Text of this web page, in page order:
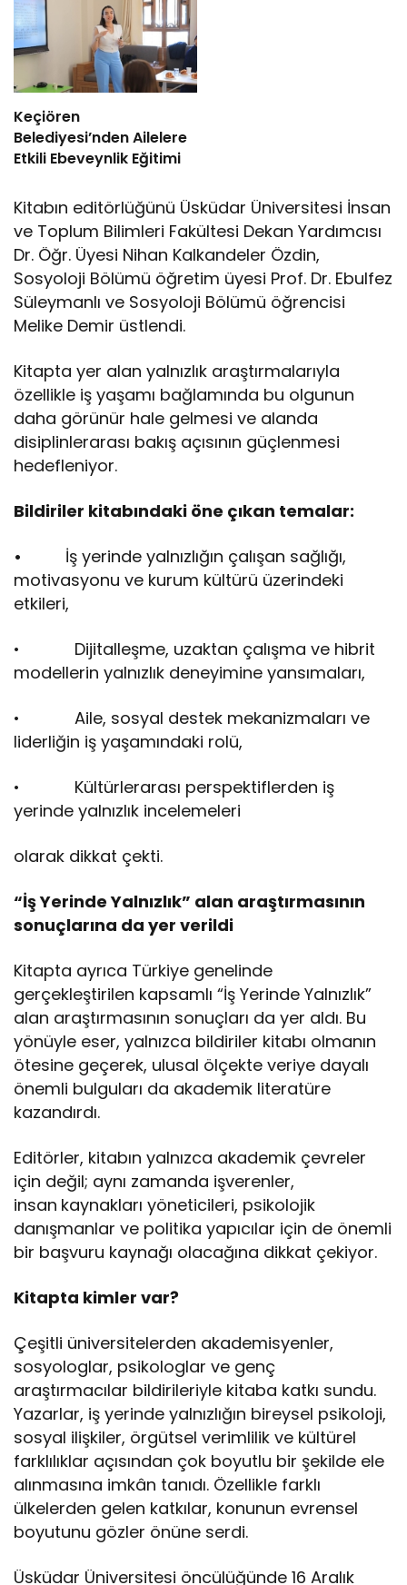
Keçiören
Belediyesi’nden Ailelere
Etkili Ebeveynlik Eğitimi
Kitabın editörlüğünü Üsküdar Üniversitesi İnsan
ve Toplum Bilimleri Fakültesi Dekan Yardımcısı
Dr. Öğr. Üyesi Nihan Kalkandeler Özdin,
Sosyoloji Bölümü öğretim üyesi Prof. Dr. Ebulfez
Süleymanlı ve Sosyoloji Bölümü öğrencisi
Melike Demir üstlendi.
Kitapta yer alan yalnızlık araştırmalarıyla
özellikle iş yaşamı bağlamında bu olgunun
daha görünür hale gelmesi ve alanda
disiplinlerarası bakış açısının güçlenmesi
hedefleniyor.
Bildiriler kitabındaki öne çıkan temalar:
• İş yerinde yalnızlığın çalışan sağlığı,
motivasyonu ve kurum kültürü üzerindeki
etkileri,
• Dijitalleşme, uzaktan çalışma ve hibrit
modellerin yalnızlık deneyimine yansımaları,
• Aile, sosyal destek mekanizmaları ve
liderliğin iş yaşamındaki rolü,
• Kültürlerarası perspektiflerden iş
yerinde yalnızlık incelemeleri
olarak dikkat çekti.
“İş Yerinde Yalnızlık” alan araştırmasının
sonuçlarına da yer verildi
Kitapta ayrıca Türkiye genelinde
gerçekleştirilen kapsamlı “İş Yerinde Yalnızlık”
alan araştırmasının sonuçları da yer aldı. Bu
yönüyle eser, yalnızca bildiriler kitabı olmanın
ötesine geçerek, ulusal ölçekte veriye dayalı
önemli bulguları da akademik literatüre
kazandırdı.
Editörler, kitabın yalnızca akademik çevreler
için değil; aynı zamanda işverenler,
insan kaynakları yöneticileri, psikolojik
danışmanlar ve politika yapıcılar için de önemli
bir başvuru kaynağı olacağına dikkat çekiyor.
Kitapta kimler var?
Çeşitli üniversitelerden akademisyenler,
sosyologlar, psikologlar ve genç
araştırmacılar bildirileriyle kitaba katkı sundu.
Yazarlar, iş yerinde yalnızlığın bireysel psikoloji,
sosyal ilişkiler, örgütsel verimlilik ve kültürel
farklılıklar açısından çok boyutlu bir şekilde ele
alınmasına imkân tanıdı. Özellikle farklı
ülkelerden gelen katkılar, konunun evrensel
boyutunu gözler önüne serdi.
Üsküdar Üniversitesi öncülüğünde 16 Aralık